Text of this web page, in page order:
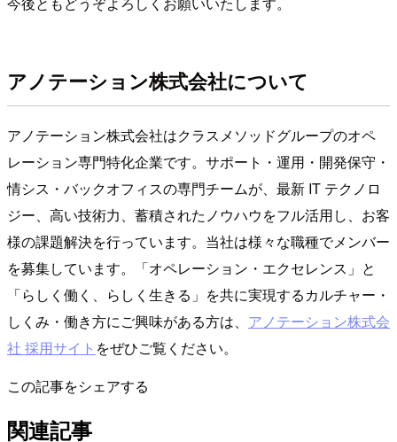
アノテーション株式会社について
アノテーション株式会社はクラスメソッドグループのオペ
レーション専門特化企業です。サポート・運用・開発保守・
情シス・バックオフィスの専門チームが、最新 IT テクノロ
ジー、高い技術力、蓄積されたノウハウをフル活用し、お客
様の課題解決を行っています。当社は様々な職種でメンバー
を募集しています。「オペレーション・エクセレンス」と
「らしく働く、らしく生きる」を共に実現するカルチャー・
しくみ・働き方にご興味がある方は、 アノテーション株式会
社 採用サイト をぜひご覧ください。
この記事をシェアする
関連記事